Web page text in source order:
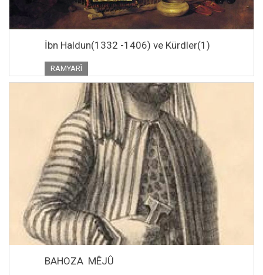
İbn Haldun(1332 -1406) ve Kürdler(1)
RAMYARÎ
BAHOZA MÊJÛ